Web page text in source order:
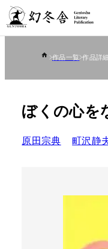
作品一覧 作品詳
ぼくの心を
原田宗典 町沢静